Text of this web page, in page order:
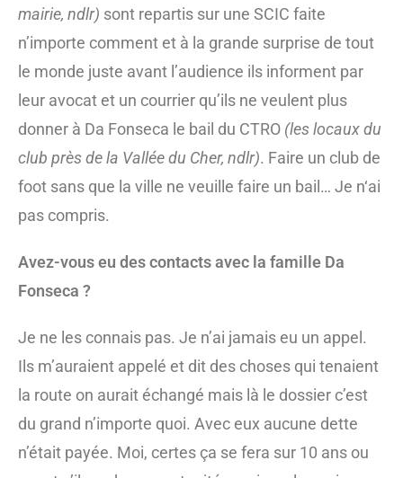
mairie, ndlr) sont repartis sur une SCIC faite
n’importe comment et à la grande surprise de tout
le monde juste avant l’audience ils informent par
leur avocat et un courrier qu’ils ne veulent plus
donner à Da Fonseca le bail du CTRO (les locaux du
club près de la Vallée du Cher, ndlr). Faire un club de
foot sans que la ville ne veuille faire un bail… Je n‘ai
pas compris.
Avez-vous eu des contacts avec la famille Da
Fonseca ?
Je ne les connais pas. Je n’ai jamais eu un appel.
Ils m’auraient appelé et dit des choses qui tenaient
la route on aurait échangé mais là le dossier c’est
du grand n’importe quoi. Avec eux aucune dette
n’était payée. Moi, certes ça se fera sur 10 ans ou